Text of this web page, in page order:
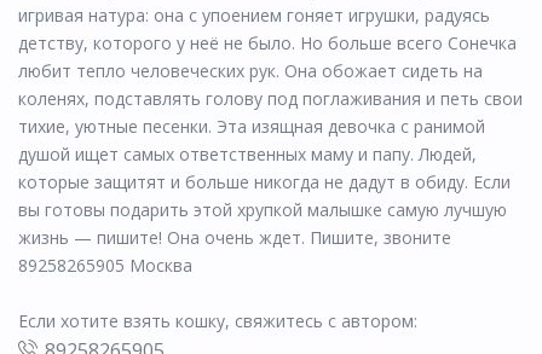
игривая натура: она с упоением гоняет игрушки, радуясь
детству, которого у неё не было. Но больше всего Сонечка
любит тепло человеческих рук. Она обожает сидеть на
коленях, подставлять голову под поглаживания и петь свои
тихие, уютные песенки. Эта изящная девочка с ранимой
душой ищет самых ответственных маму и папу. Людей,
которые защитят и больше никогда не дадут в обиду. Если
вы готовы подарить этой хрупкой малышке самую лучшую
жизнь — пишите! Она очень ждет. Пишите, звоните
89258265905 Москва
Если хотите взять кошку, свяжитесь с автором: